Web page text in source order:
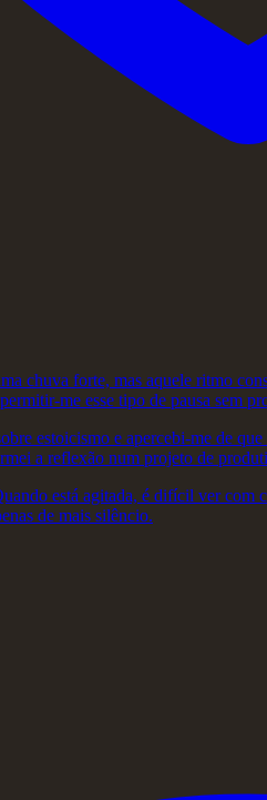
chuva forte, mas aquele ritmo
me esse tipo de pausa sem
estoicismo e apercebi-me de
a reflexão num projeto de
está agitada, é difícil ver
de mais silêncio.